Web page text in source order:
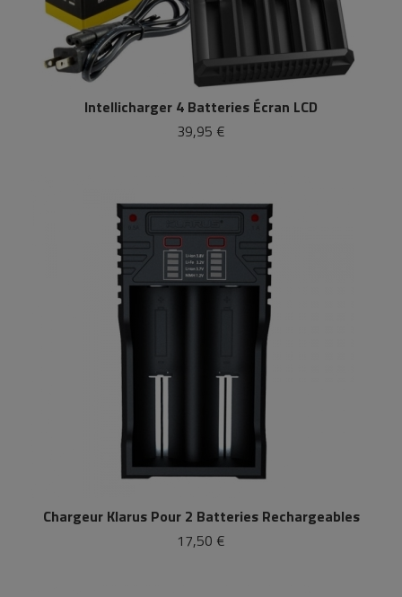
Intellicharger 4 Batteries Écran LCD
39,95 €
Chargeur Klarus Pour 2 Batteries Rechargeables
17,50 €